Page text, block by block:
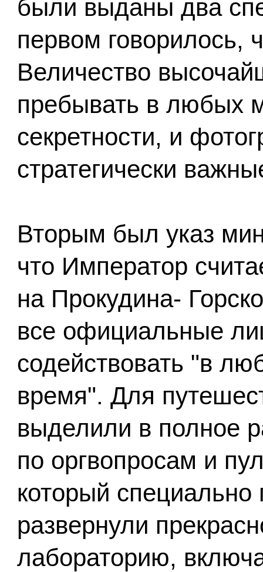
были выданы два
первом говорилось,
Величество
пребывать в любых
секретности, и
стратегически
Вторым был указ
что Император
на Прокудина-
все официальные
содействовать "в
время". Для
выделили в полное
по оргвопросам и
который
развернули
лабораторию,